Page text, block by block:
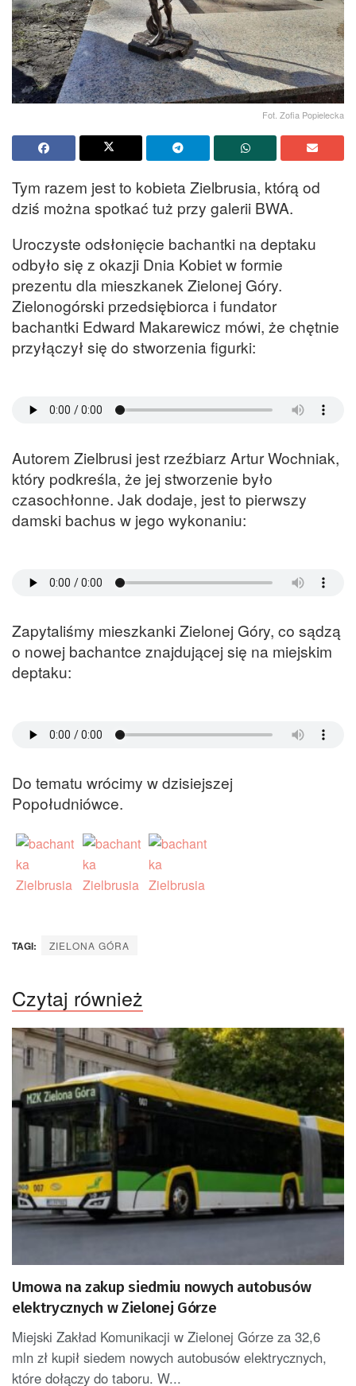
Fot. Zofia Popielecka
Tym razem jest to kobieta Zielbrusia, którą od
dziś można spotkać tuż przy galerii BWA.
Uroczyste odsłonięcie bachantki na deptaku
odbyło się z okazji Dnia Kobiet w formie
prezentu dla mieszkanek Zielonej Góry.
Zielonogórski przedsiębiorca i fundator
bachantki Edward Makarewicz mówi, że chętnie
przyłączył się do stworzenia figurki:
Autorem Zielbrusi jest rzeźbiarz Artur Wochniak,
który podkreśla, że jej stworzenie było
czasochłonne. Jak dodaje, jest to pierwszy
damski bachus w jego wykonaniu:
Zapytaliśmy mieszkanki Zielonej Góry, co sądzą
o nowej bachantce znajdującej się na miejskim
deptaku:
Do tematu wrócimy w dzisiejszej
Popołudniówce.
TAGI: ZIELONA GÓRA
Czytaj również
Umowa na zakup siedmiu nowych autobusów
elektrycznych w Zielonej Górze
Miejski Zakład Komunikacji w Zielonej Górze za 32,6
mln zł kupił siedem nowych autobusów elektrycznych,
które dołączy do taboru. W...